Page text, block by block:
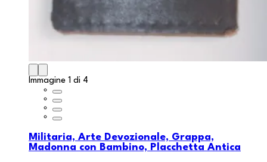
Immagine 1 di 4
Militaria, Arte Devozionale, Grappa,
Madonna con Bambino, Placchetta Antica